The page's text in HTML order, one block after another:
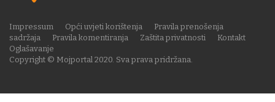
Copyright © Mojportal 2020. Sva prava pridržana.
Impressum Opći uvjeti korištenja
Pravila prenošenja
sadržaja
Pravila komentiranja Zaštita privatnosti
Kontakt
Oglašavanje